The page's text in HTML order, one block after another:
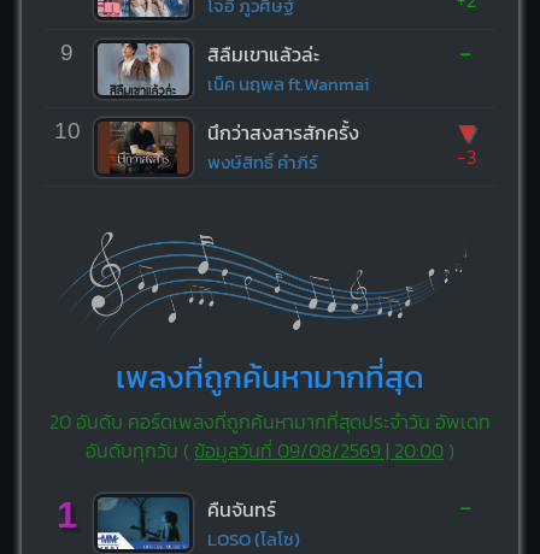
โจอี้ ภูวศิษฐ์
9 สิลืมเขาแล้วล่ะ
เน็ค นฤพล ft.Wanmai
-
10 นึกว่าสงสารสักครั้ง
พงษ์สิทธิ์ คำภีร์
▼
-3
เพลงที่ถูกค้นหามากที่สุด
20 อันดับ คอร์ดเพลงที่ถูกค้นหามากที่สุดประจำวัน อัพเดท
อันดับทุกวัน ( ข้อมูลวันที่ 09/08/2569 | 20:00)
1 คืนจันทร์
LOSO (โลโซ)
-